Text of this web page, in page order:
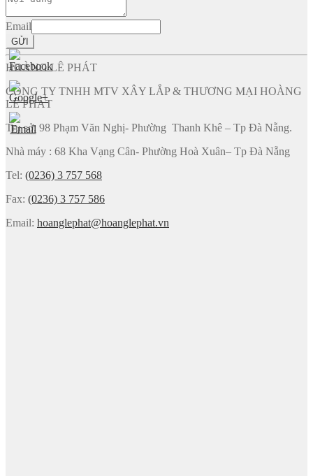
Email
GỬI
HOÀNG LÊ PHÁT
CÔNG TY TNHH MTV XÂY LẮP & THƯƠNG MẠI HOÀNG
LÊ PHÁT
Trụ sở: 98 Phạm Văn Nghị- Phường Thanh Khê – Tp Đà Nẵng.
Nhà máy : 68 Kha Vạng Cân- Phường Hoà Xuân– Tp Đà Nẵng
Tel: (0236) 3 757 568
Fax: (0236) 3 757 586
Email: hoanglephat@hoanglephat.vn